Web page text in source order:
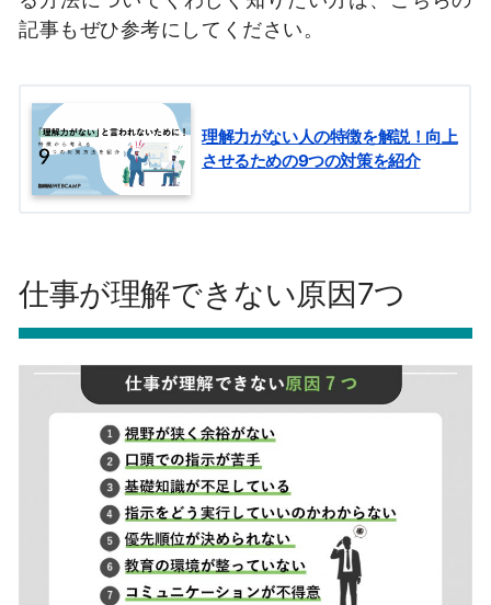
記事もぜひ参考にしてください。
理解力がない人の特徴を解説！向上
させるための9つの対策を紹介
仕事が理解できない原因7つ